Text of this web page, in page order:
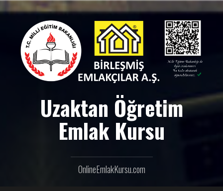
Uzaktan Öğretim
Emlak Kursu
OnlineEmlakKursu.com